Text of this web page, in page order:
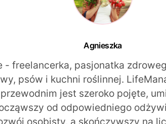
Agnieszka
- freelancerka, pasjonatka
psów i kuchni roślinnej.
jest szeroko pojęte,
od odpowiedniego
osobisty, a skończywszy na